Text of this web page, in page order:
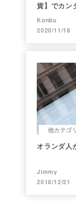
貨】でカン
い方初心者
Konbu
2020/11/18
他カテゴ
オランダ人
Jimmy
2018/12/21